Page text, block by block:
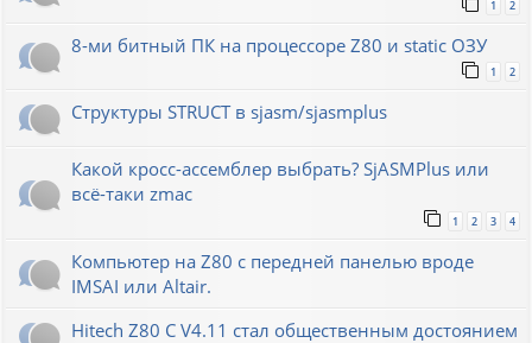
1 2
8-ми битный ПК на процессоре Z80 и static ОЗУ
1 2
Структуры STRUCT в sjasm/sjasmplus
Какой кросс-ассемблер выбрать? SjASMPlus или
всё-таки zmac
1 2 3 4
Компьютер на Z80 с передней панелью вроде
IMSAI или Altair.
Hitech Z80 C V4.11 стал общественным достоянием